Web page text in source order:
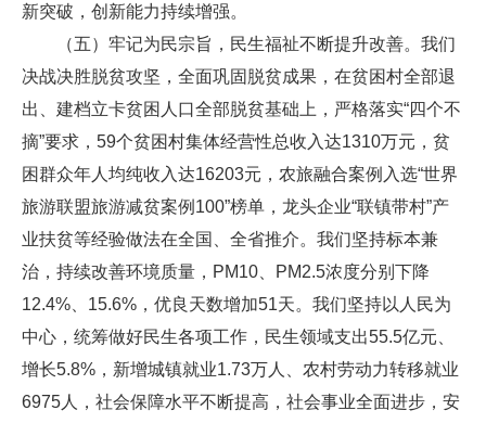
新突破，创新能力持续增强。
（五）牢记为民宗旨，民生福祉不断提升改善。我们
决战决胜脱贫攻坚，全面巩固脱贫成果，在贫困村全部退
出、建档立卡贫困人口全部脱贫基础上，严格落实“四个不
摘”要求，59个贫困村集体经营性总收入达1310万元，贫
困群众年人均纯收入达16203元，农旅融合案例入选“世界
旅游联盟旅游减贫案例100”榜单，龙头企业“联镇带村”产
业扶贫等经验做法在全国、全省推介。我们坚持标本兼
治，持续改善环境质量，PM10、PM2.5浓度分别下降
12.4%、15.6%，优良天数增加51天。我们坚持以人民为
中心，统筹做好民生各项工作，民生领域支出55.5亿元、
增长5.8%，新增城镇就业1.73万人、农村劳动力转移就业
6975人，社会保障水平不断提高，社会事业全面进步，安